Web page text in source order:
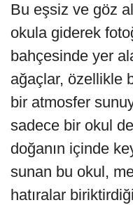
Bu eşsiz ve göz
okula giderek
bahçesinde yer
ağaçlar, özellikle
bir atmosfer
sadece bir okul
doğanın içinde
sunan bu okul,
hatıralar